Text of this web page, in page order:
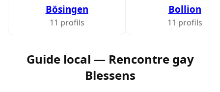
Bösingen
11 profils
Bollion
11 profils
Guide local — Rencontre gay
Blessens